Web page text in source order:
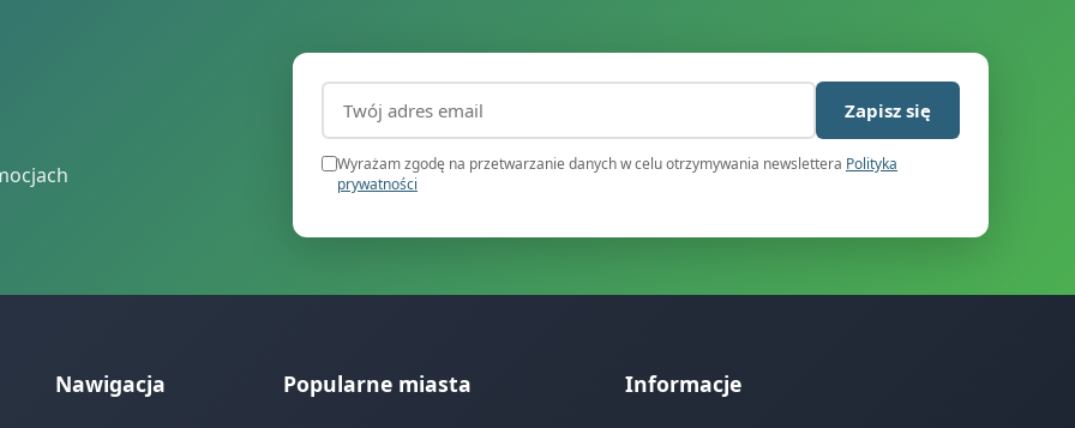
Adres email (wymagany)
Zapisz się
Wyrażam zgodę na przetwarzanie danych w celu otrzymywania newslettera Polityka
prywatności
Nawigacja Popularne miasta Informacje